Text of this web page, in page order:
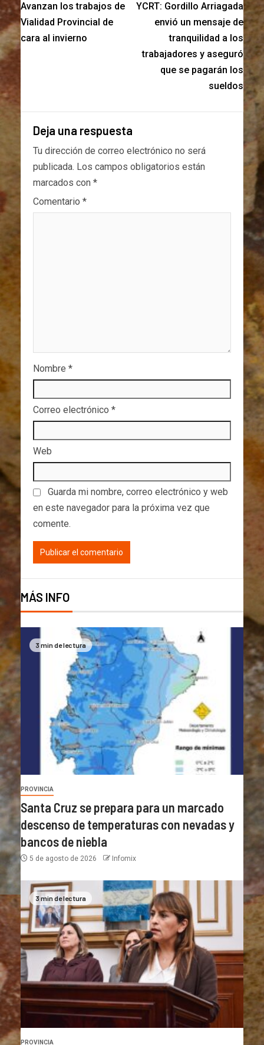
Avanzan los trabajos de
Vialidad Provincial de
cara al invierno
YCRT: Gordillo Arriagada
envió un mensaje de
tranquilidad a los
trabajadores y aseguró
que se pagarán los
sueldos
Deja una respuesta
Tu dirección de correo electrónico no será
publicada. Los campos obligatorios están
marcados con *
Comentario *
Nombre *
Correo electrónico *
Web
Guarda mi nombre, correo electrónico y web
en este navegador para la próxima vez que
comente.
MÁS INFO
3 min de lectura
PROVINCIA
Santa Cruz se prepara para un marcado
descenso de temperaturas con nevadas y
bancos de niebla
5 de agosto de 2026 Infomix
3 min de lectura
PROVINCIA